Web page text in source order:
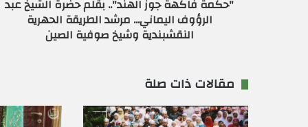
"حكمة فاكهة جوز الهند".. بقلم حضرة الشيخ عبد
الرؤوف اليماني... مرشد الطريقة الحهرية
النقشبندية وشيخ صوفية الصين
مقالات ذات صلة